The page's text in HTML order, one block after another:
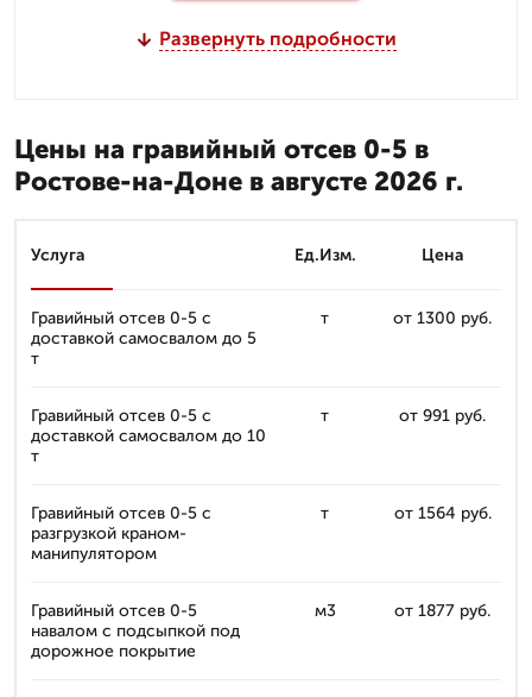
Развернуть подробности
Цены на гравийный отсев 0-5 в
Ростове-на-Доне в августе 2026 г.
Услуга Ед.Изм. Цена
Гравийный отсев 0-5 с
доставкой самосвалом до 5
т
т от 1300 руб.
Гравийный отсев 0-5 с
доставкой самосвалом до 10
т
т от 991 руб.
Гравийный отсев 0-5 с
разгрузкой краном-
манипулятором
т от 1564 руб.
Гравийный отсев 0-5
навалом с подсыпкой под
дорожное покрытие
м3 от 1877 руб.